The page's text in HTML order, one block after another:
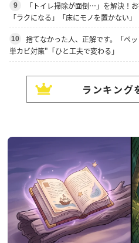
9
「トイレ掃除が面倒…」を解決！
「ラクになる」「床にモノを置かない」
10
捨てなかった人、正解です。「ペ
単カビ対策"「ひと工夫で変わる」
ランキング